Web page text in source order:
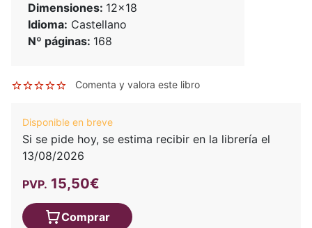
Dimensiones: 12x18
Idioma: Castellano
Nº páginas: 168
Comenta y valora este libro
Disponible en breve
Si se pide hoy, se estima recibir en la librería el
13/08/2026
PVP. 15,50€
Comprar